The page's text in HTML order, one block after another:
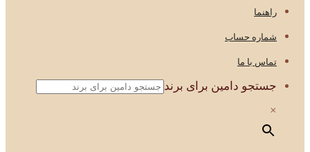
راهنما
شماره حساب
تماس با ما
جستجو دامین برای برند
×